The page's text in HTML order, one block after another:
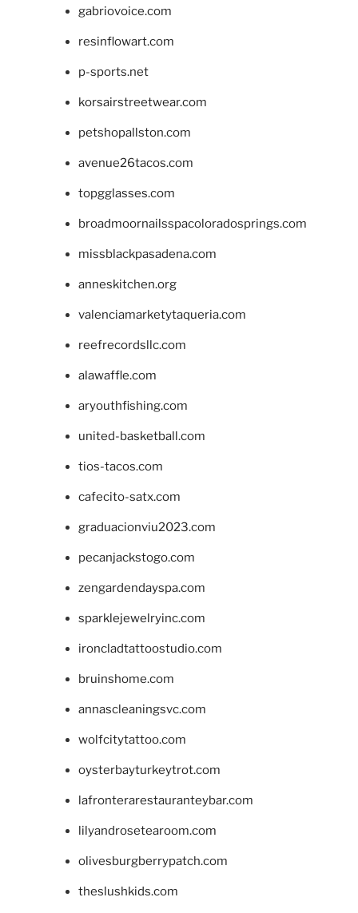
gabriovoice.com
resinflowart.com
p-sports.net
korsairstreetwear.com
petshopallston.com
avenue26tacos.com
topgglasses.com
broadmoornailsspacoloradosprings.com
missblackpasadena.com
anneskitchen.org
valenciamarketytaqueria.com
reefrecordsllc.com
alawaffle.com
aryouthfishing.com
united-basketball.com
tios-tacos.com
cafecito-satx.com
graduacionviu2023.com
pecanjackstogo.com
zengardendayspa.com
sparklejewelryinc.com
ironcladtattoostudio.com
bruinshome.com
annascleaningsvc.com
wolfcitytattoo.com
oysterbayturkeytrot.com
lafronterarestauranteybar.com
lilyandrosetearoom.com
olivesburgberrypatch.com
theslushkids.com